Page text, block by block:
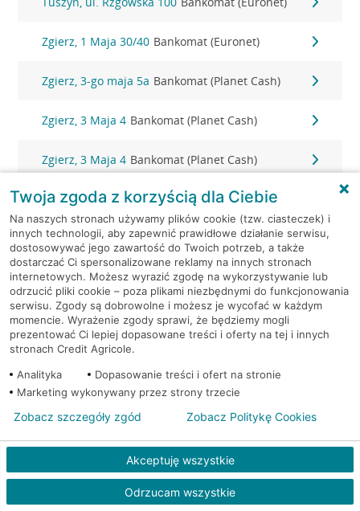
Zgierz, 1 Maja 30/40 Bankomat (Euronet)
Zgierz, 3-go maja 5a Bankomat (Planet Cash)
Zgierz, 3 Maja 4 Bankomat (Planet Cash)
Zgierz, 3 Maja 4 Bankomat (Planet Cash)
Zgierz, Armii Krajowej 2 Bankomat (Planet Cash)
Zgierz, Tuwima 20 Bankomat (Planet Cash)
Zgierz, ul. 3 Maja 4 Bankomat (Euronet)
Zgierz, ul. 3 Maja 4 Bankomat (Euronet)
Zgierz, ul. Armii Krajowej 10
Zgierz, ul. Długa 7 Bankomat w placówce CA BP
Zgierz, ul. Gałczyńskiego 40 Bankomat (Euronet)
Twoja zgoda z korzyścią dla Ciebie
Na naszych stronach używamy plików cookie (tzw. ciasteczek) i
innych technologii, aby zapewnić prawidłowe działanie serwisu,
dostosowywać jego zawartość do Twoich potrzeb, a także
dostarczać Ci spersonalizowane reklamy na innych stronach
internetowych. Możesz wyrazić zgodę na wykorzystywanie lub
odrzucić pliki cookie – poza plikami niezbędnymi do funkcjonowania
serwisu. Zgody są dobrowolne i możesz je wycofać w każdym
momencie. Wyrażenie zgody sprawi, że będziemy mogli
prezentować Ci lepiej dopasowane treści i oferty na tej i innych
stronach Credit Agricole.
Analityka
Dopasowanie treści i ofert na stronie
Marketing wykonywany przez strony trzecie
Akceptuję wszystkie
Odrzucam wszystkie
Zobacz szczegóły zgód Zobacz Politykę Cookies